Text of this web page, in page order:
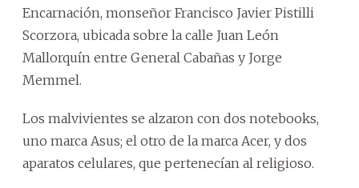
Encarnación, monseñor Francisco Javier Pistilli
Scorzora, ubicada sobre la calle Juan León
Mallorquín entre General Cabañas y Jorge
Memmel.
Los malvivientes se alzaron con dos notebooks,
uno marca Asus; el otro de la marca Acer, y dos
aparatos celulares, que pertenecían al religioso.